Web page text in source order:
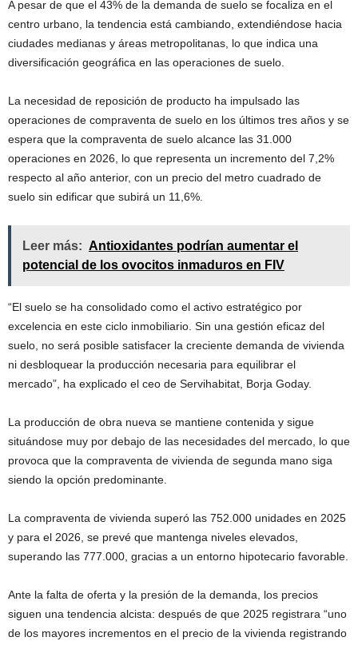
A pesar de que el 43% de la demanda de suelo se focaliza en el
centro urbano, la tendencia está cambiando, extendiéndose hacia
ciudades medianas y áreas metropolitanas, lo que indica una
diversificación geográfica en las operaciones de suelo.
La necesidad de reposición de producto ha impulsado las
operaciones de compraventa de suelo en los últimos tres años y se
espera que la compraventa de suelo alcance las 31.000
operaciones en 2026, lo que representa un incremento del 7,2%
respecto al año anterior, con un precio del metro cuadrado de
suelo sin edificar que subirá un 11,6%.
Leer más: Antioxidantes podrían aumentar el
potencial de los ovocitos inmaduros en FIV
“El suelo se ha consolidado como el activo estratégico por
excelencia en este ciclo inmobiliario. Sin una gestión eficaz del
suelo, no será posible satisfacer la creciente demanda de vivienda
ni desbloquear la producción necesaria para equilibrar el
mercado”, ha explicado el ceo de Servihabitat, Borja Goday.
La producción de obra nueva se mantiene contenida y sigue
situándose muy por debajo de las necesidades del mercado, lo que
provoca que la compraventa de vivienda de segunda mano siga
siendo la opción predominante.
La compraventa de vivienda superó las 752.000 unidades en 2025
y para el 2026, se prevé que mantenga niveles elevados,
superando las 777.000, gracias a un entorno hipotecario favorable.
Ante la falta de oferta y la presión de la demanda, los precios
siguen una tendencia alcista: después de que 2025 registrara “uno
de los mayores incrementos en el precio de la vivienda registrando